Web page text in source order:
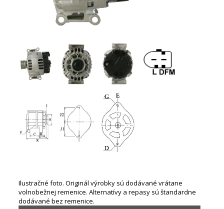
Ilustračné foto. Originál výrobky sú dodávané vrátane
volnobežnej remenice. Alternatívy a repasy sú štandardne
dodávané bez remenice.